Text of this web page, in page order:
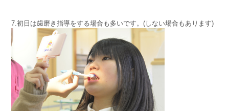
7.初日は歯磨き指導をする場合も多いです。(しない場合もあります)